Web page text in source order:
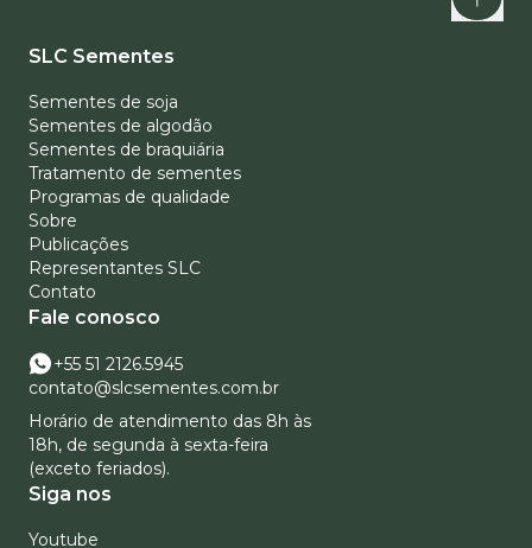
SLC Sementes
Sementes de soja
Sementes de algodão
Sementes de braquiária
Tratamento de sementes
Programas de qualidade
Sobre
Publicações
Representantes SLC
Contato
Fale conosco
+55 51 2126.5945
contato@slcsementes.com.br
Horário de atendimento das 8h às
18h, de segunda à sexta-feira
(exceto feriados).
Siga nos
Youtube